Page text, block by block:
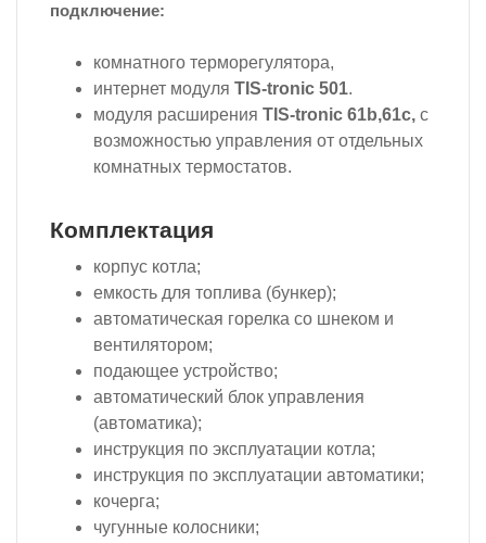
подключение:
комнатного терморегулятора,
интернет модуля TIS-tronic 501.
модуля расширения TIS-tronic 61b,61c, с
возможностью управления от отдельных
комнатных термостатов.
Комплектация
корпус котла;
емкость для топлива (бункер);
автоматическая горелка со шнеком и
вентилятором;
подающее устройство;
автоматический блок управления
(автоматика);
инструкция по эксплуатации котла;
инструкция по эксплуатации автоматики;
кочерга;
чугунные колосники;